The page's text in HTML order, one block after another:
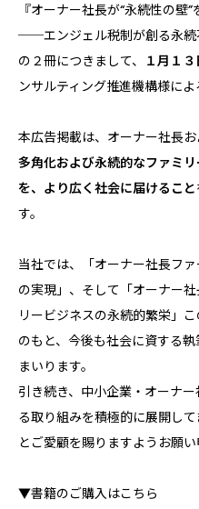
『オーナー社長が“永続性の壁
──エンジェル税制が創る永続
の２冊につきまして、 １月１
ンサルティング推進機構様によ
本広告掲載は、オーナー社長お
多角化および永続的なファミ
を、より広く社会に届けること
す。
当社では、「オーナー社長フ
の実現」、そして「オーナー
リービジネスの永続的繁栄」
のもと、今後も社会に資する
まいります。
引き続き、中小企業・オーナ
る取り組みを積極的に展開し
とご愛顧を賜りますようお願い
▼書籍のご購入はこちら